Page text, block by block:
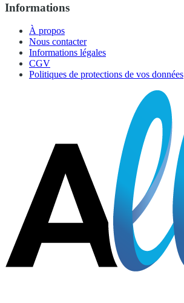
Informations
À propos
Nous contacter
Informations légales
CGV
Politiques de protections de vos données